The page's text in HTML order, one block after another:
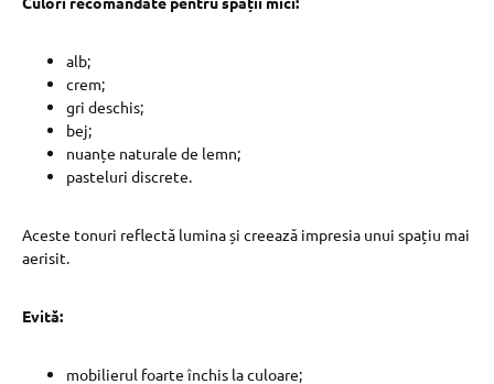
alb;
crem;
gri deschis;
bej;
nuanțe naturale de lemn;
pasteluri discrete.
Aceste tonuri reflectă lumina și creează impresia unui spațiu mai
aerisit.
Evită:
mobilierul foarte închis la culoare;